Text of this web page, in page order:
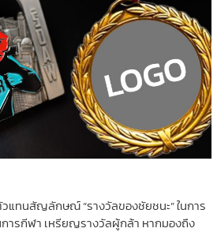
แทนสัญลักษณ์ “รางวัลของชัยชนะ” ในการ
การกีฬา เหรียญรางวัลผู้กล้า หากมองถึง